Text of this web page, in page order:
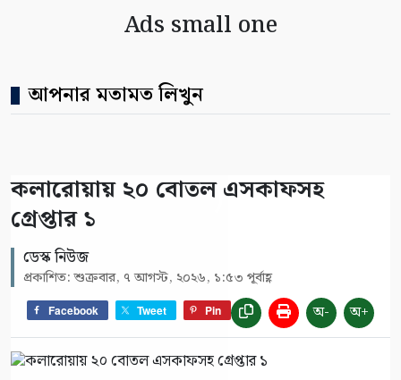
Ads small one
আপনার মতামত লিখুন
কলারোয়ায় ২০ বোতল এসকাফসহ
গ্রেপ্তার ১
ডেস্ক নিউজ
প্রকাশিত: শুক্রবার, ৭ আগস্ট, ২০২৬, ১:৫৩ পূর্বাহ্ণ
Facebook Tweet Pin অ- অ+